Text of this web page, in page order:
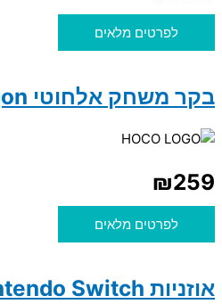
לפרטים מלאים
בקר משחק אלחוטי Hoco GA32 Dragon
₪259
לפרטים מלאים
אוזניות Turtle Beach Recon 70N for Nintendo Switch